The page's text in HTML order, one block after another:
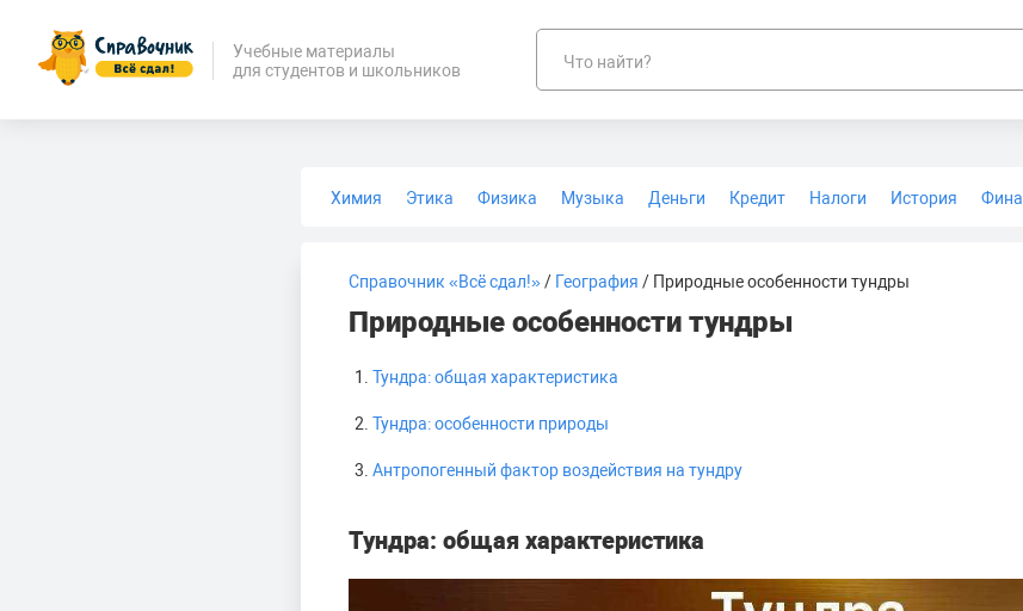
Учебные материалы
для студентов и школьников
Что найти?
Химия Этика Физика Музыка Деньги Кредит Налоги История
Справочник «Всё сдал!»/ География / Природные особенности тундры
Природные особенности тундры
Тундра: общая характеристика
Тундра: особенности природы
Антропогенный фактор воздействия на тундру
Тундра: общая характеристика